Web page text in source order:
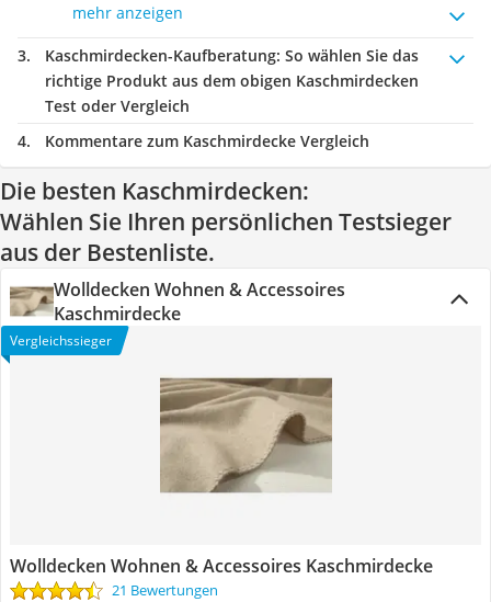
mehr anzeigen
Kaschmirdecken-Kaufberatung: So wählen Sie das
richtige Produkt aus dem obigen Kaschmirdecken
Test oder Vergleich
Kommentare zum Kaschmirdecke Vergleich
Die besten Kaschmirdecken:
Wählen Sie Ihren persönlichen Testsieger
aus der Bestenliste.
Wolldecken Wohnen & Accessoires
Kaschmirdecke
Vergleichssieger
Wolldecken Wohnen & Accessoires Kaschmirdecke
21 Bewertungen